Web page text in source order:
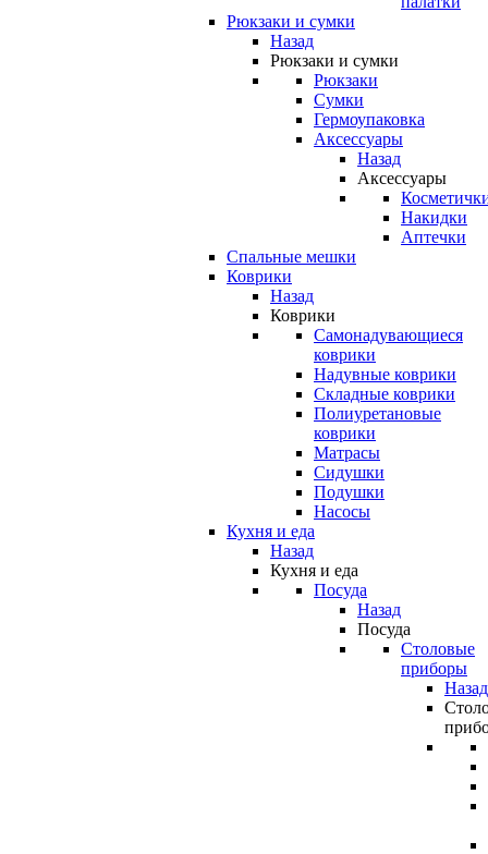
Рюкзаки и сумки
Назад
Рюкзаки и сумки
Рюкзаки
Сумки
Гермоупаковка
Аксессуары
Назад
Аксессуары
Накидки
Аптечки
Спальные мешки
Коврики
Назад
Коврики
Самонадувающиеся
коврики
Надувные коврики
Складные коврики
Полиуретановые
коврики
Матрасы
Сидушки
Подушки
Насосы
Кухня и еда
Назад
Кухня и еда
Посуда
Назад
Посуда
Столовые
приборы
Назад